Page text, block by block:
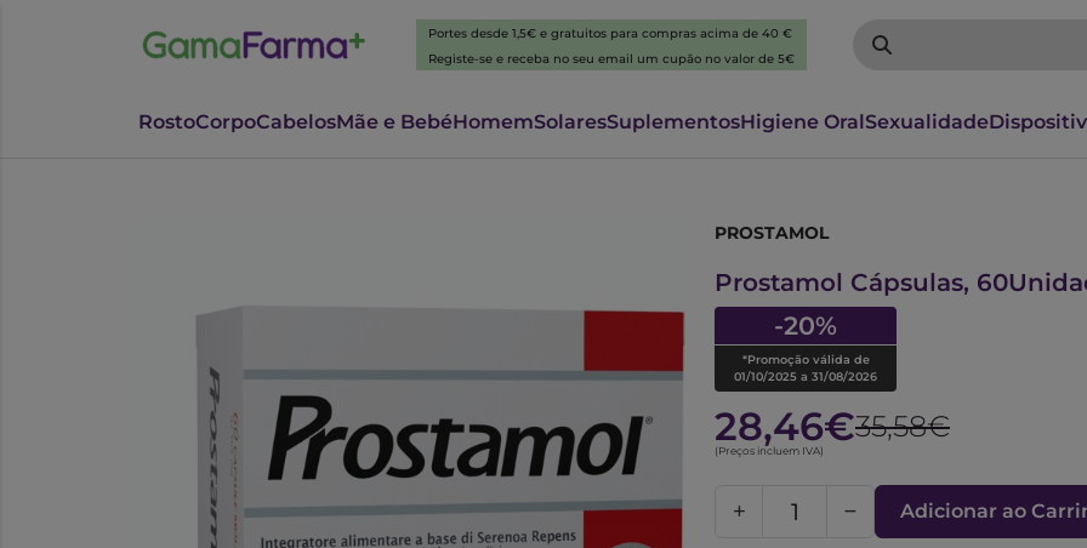
Portes desde 1,5€ e gratuitos para compras acima de 40 €
Registe-se e receba no seu email um cupão no valor de 5€
RostoCorpoCabelosMãe e BebéHomemSolaresSuplementosHigiene OralSexualidade
PROSTAMOL
Prostamol Cápsulas,
-20%
*Promoção válida de
01/10/2025 a 31/08/2026
28,46€35,58€
(Preços incluem IVA)
Adicionar ao